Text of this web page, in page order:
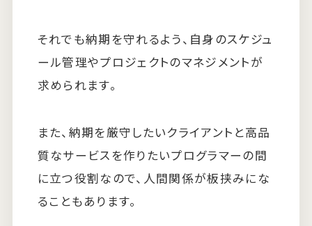
それでも納期を守れるよう、自身のスケジュ
ール管理やプロジェクトのマネジメントが
求められます。
また、納期を厳守したいクライアントと高品
質なサービスを作りたいプログラマーの間
に立つ役割なので、人間関係が板挟みにな
ることもあります。